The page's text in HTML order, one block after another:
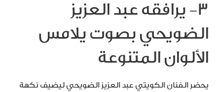
٣- يرافقه عبد العزيز
الضويحي بصوت يلامس
الألوان المتنوعة
يحضر الفنان الكويتي عبد العزيز الضويحي ليضيف نكهة